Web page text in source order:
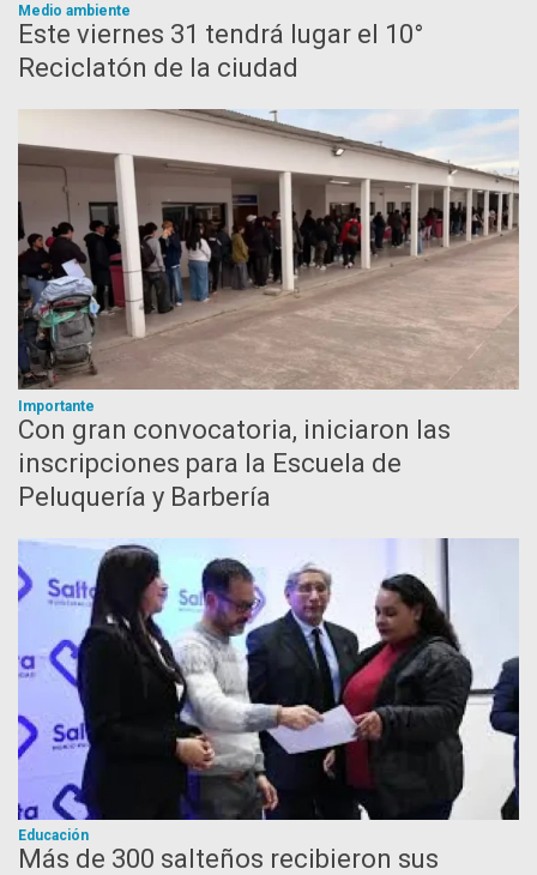
Medio ambiente
Este viernes 31 tendrá lugar el 10°
Reciclatón de la ciudad
Importante
Con gran convocatoria, iniciaron las
inscripciones para la Escuela de
Peluquería y Barbería
Educación
Más de 300 salteños recibieron sus